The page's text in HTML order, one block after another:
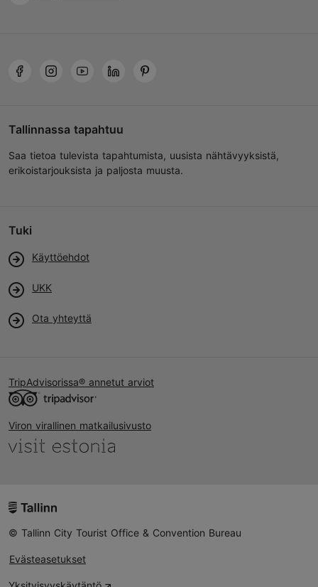
Tallinnassa tapahtuu
Saa tietoa tulevista tapahtumista, uusista nähtävyyksistä,
erikoistarjouksista ja paljosta muusta.
Tuki
Käyttöehdot
UKK
Ota yhteyttä
TripAdvisorissa® annetut arviot
Viron virallinen matkailusivusto
© Tallinn City Tourist Office & Convention Bureau
Evästeasetukset